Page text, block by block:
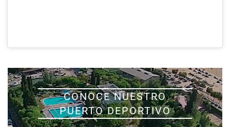
CONOCE NUESTRO
PUERTO DEPORTIVO